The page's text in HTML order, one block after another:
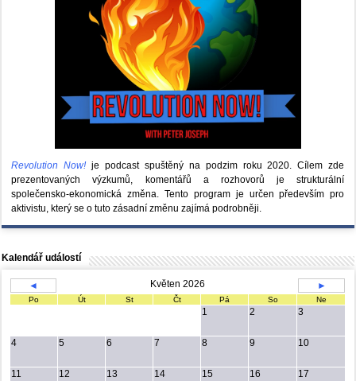
Revolution Now! je podcast spuštěný na podzim roku 2020.Cílem zde
prezentovaných výzkumů, komentářů a rozhovorů je strukturální
společensko-ekonomická změna. Tento program je určen především pro
aktivistu, který se o tuto zásadní změnu zajímá podrobněji.
Kalendář událostí
◄ Květen 2026 ►
Po Út St Čt Pá So Ne
1 2 3
4 5 6 7 8 9 10
11 12 13 14 15 16 17